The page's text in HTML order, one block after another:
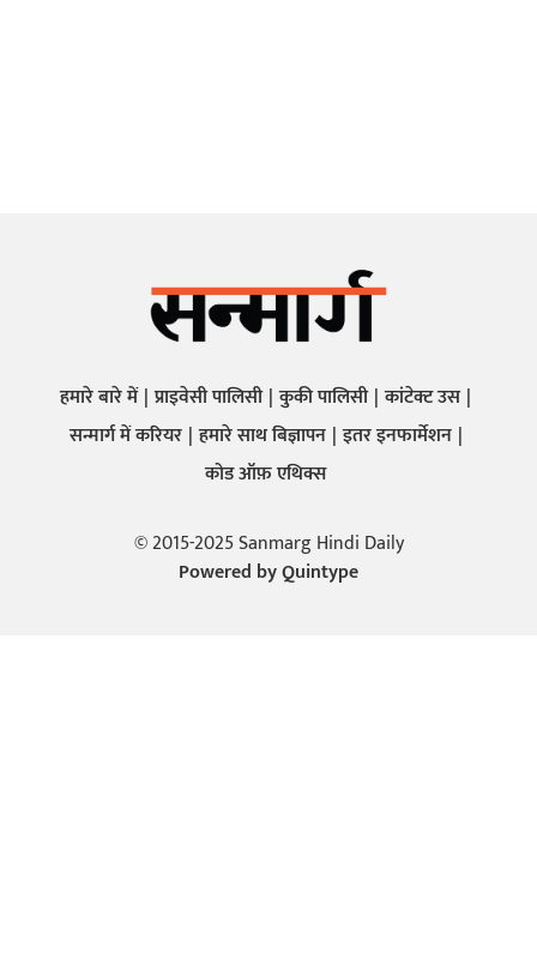
हमारे बारे में प्राइवेसी पालिसी कुकी पालिसी कांटेक्ट उस
सन्मार्ग में करियर हमारे साथ बिज्ञापन इतर इनफार्मेशन
कोड ऑफ़ एथिक्स
© 2015-2025 Sanmarg Hindi Daily
Powered byQuintype